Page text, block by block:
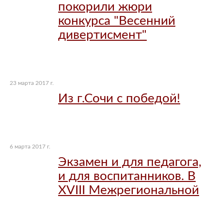
покорили жюри
конкурса "Весенний
дивертисмент"
23 марта 2017 г.
Из г.Сочи с победой!
6 марта 2017 г.
Экзамен и для педагога,
и для воспитанников. В
XVIII Межрегиональной